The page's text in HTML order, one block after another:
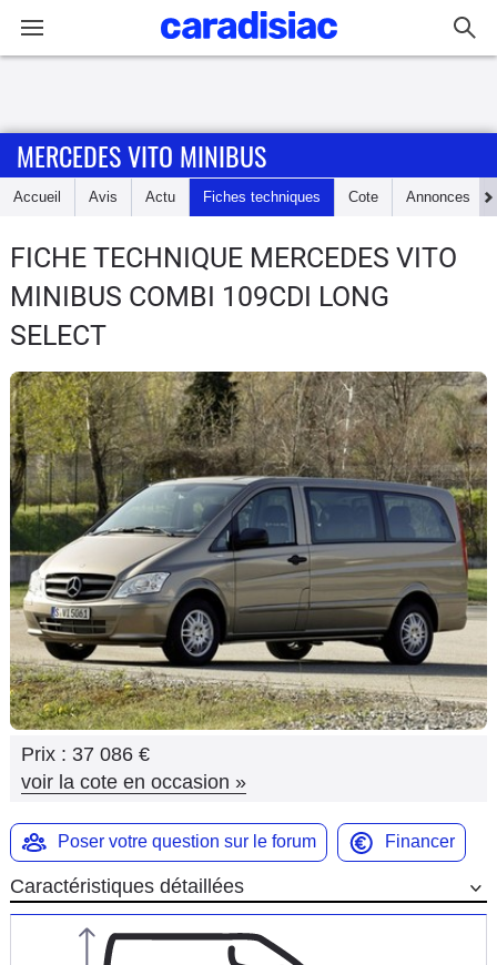
Accueil
Essais
Guide
d'achat
Electriques
Utilitaires
Flottes
Auto
Services
Forum
Moto
Marques
MERCEDES VITO MINIBUS
Accueil Avis Actu Fiches techniques Cote Annonces
FICHE TECHNIQUE MERCEDES VITO
MINIBUS COMBI 109CDI LONG
SELECT
Prix : 37 086 €
voir la cote en occasion »
Poser votre question sur le forum Financer
Caractéristiques détaillées